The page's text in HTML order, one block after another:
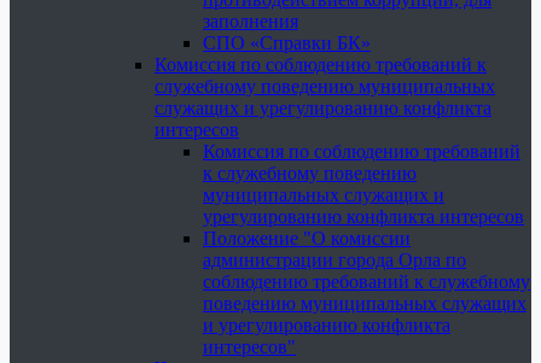
заполнения
СПО «Справки БК»
Комиссия по соблюдению требований к
служебному поведению муниципальных
служащих и урегулированию конфликта
интересов
Комиссия по соблюдению требований
к служебному поведению
муниципальных служащих и
урегулированию конфликта интересов
Положение "О комиссии
администрации города Орла по
соблюдению требований к служебному
поведению муниципальных служащих
и урегулированию конфликта
интересов"